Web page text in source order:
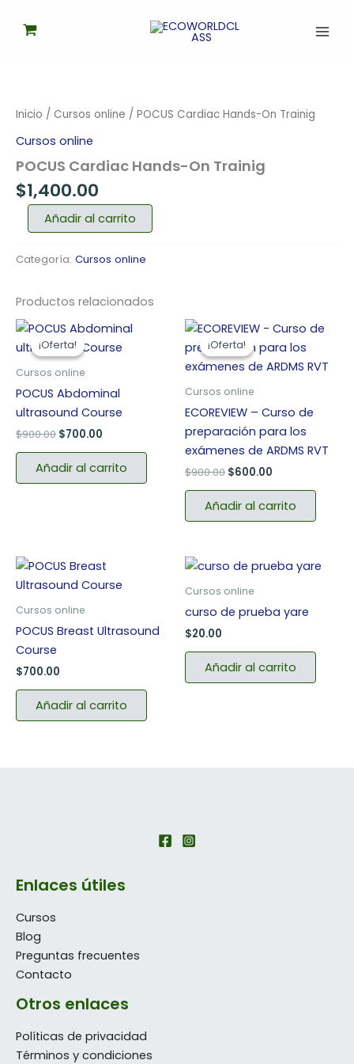
Inicio / Cursos online / POCUS Cardiac Hands-On Trainig
Cursos online
POCUS Cardiac Hands-On Trainig
$1,400.00
On
Trainig
cantidad
Añadir al carrito
Categoría: Cursos online
Productos relacionados
¡Oferta!
¡Oferta!
Cursos online
POCUS Abdominal
ultrasound Course
$900.00
El
precio
original
era:
$900.00.
$700.00
El
actual
Añadir al carrito
¡Oferta!
¡Oferta!
Cursos online
ECOREVIEW – Curso de
preparación para los
exámenes de ARDMS RVT
$900.00
El
precio
original
era:
$600.00
El
actual
es:
Añadir al carrito
Cursos online
POCUS Breast Ultrasound
Course
$700.00
Añadir al carrito
Cursos online
curso de prueba yare
$20.00
Añadir al carrito
Enlaces útiles
Cursos
Blog
Preguntas frecuentes
Contacto
Otros enlaces
Políticas de privacidad
Términos y condiciones